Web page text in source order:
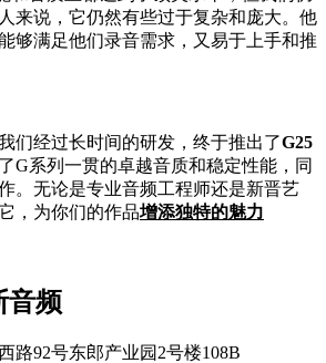
来说，它仍然有些过于复杂和庞大。他
够满足他们录音需求，又易于上手和推
们经过长时间的研发，终于推出了G25
G系列一贯的卓越音质和稳定性能，同
。无论是专业音频工程师还是新晋艺
，为你们的作品增添独特的魅力
音频
路92号东郎产业园2号楼108B